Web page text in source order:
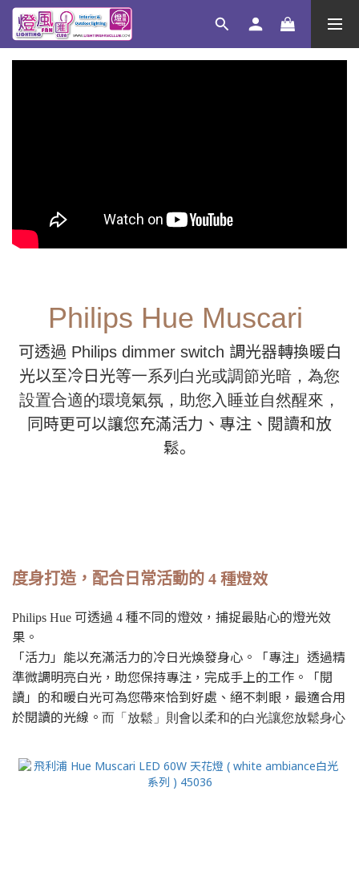
Philips Hue Muscari
可透過 Philips dimmer switch 調光器轉換暖白
光以至冷日光等一系列白光或調節光暗，為您
設置合適的環境氣氛，助您入睡並自然醒來，
同時更可以讓您充滿活力、專注、閱讀和放
鬆。
度身打造，配合日常活動的 4 種燈效
Philips Hue 可透過 4 種不同的燈效，捕捉最貼心的燈光效
果。
「活力」能以充滿活力的冷日光煥發身心。
「專注」透過精
準微調明亮白光，助您保持專注，完成手上的工作。「閱
讀」的和暖白光可為您帶來恰到好處、絕不刺眼，最適合用
於閱讀的光線。 而「放鬆」則會以柔和的白光讓您放鬆身心